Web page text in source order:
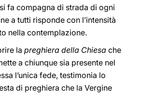
fa compagna di strada di ogni
a tutti risponde con l’intensità
nella contemplazione.
la preghiera della Chiesa che
a chiunque sia presente nel
l’unica fede, testimonia lo
di preghiera che la Vergine